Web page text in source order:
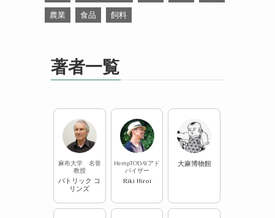
農業 食品 飼料
著者一覧
麻布大学 名誉
教授
パトリック コ
リンズ
HempTODAYアド
バイザー
Riki Hiroi
大麻博物館